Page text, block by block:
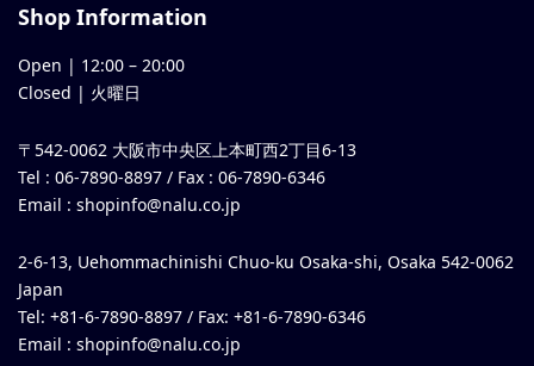
Shop Information
Open | 12:00 – 20:00
Closed | 火曜日
〒542-0062 大阪市中央区上本町西2丁目6-13
Tel : 06-7890-8897 / Fax : 06-7890-6346
Email : shopinfo@nalu.co.jp
2-6-13, Uehommachinishi Chuo-ku Osaka-shi, Osaka 542-0062
Japan
Tel: +81-6-7890-8897 / Fax: +81-6-7890-6346
Email : shopinfo@nalu.co.jp